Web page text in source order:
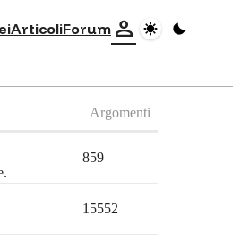
ArticoliForum person
Argomenti
859
15552